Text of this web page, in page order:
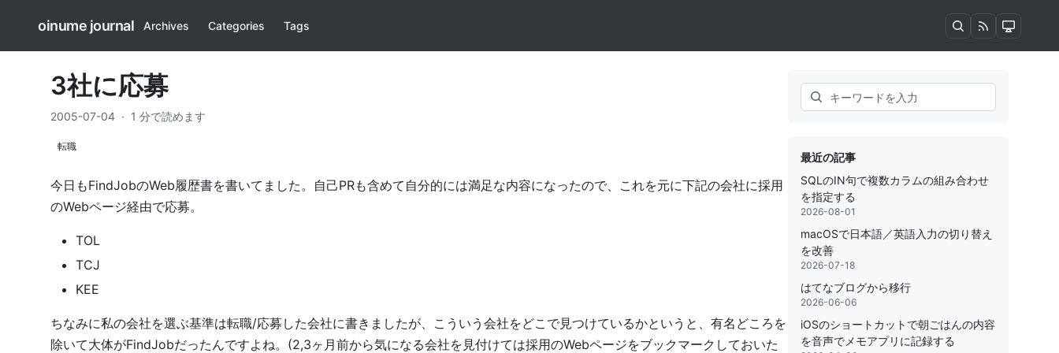
oinume journal Archives Categories Tags
3社に応募
2005-07-04 · 1 分で読めます
転職
今日もFindJobのWeb履歴書を書いてました。自己PRも含めて自分的には満足な内容になったので、これを元に下記の会社に採用
のWebページ経由で応募。
TOL
TCJ
KEE
ちなみに私の会社を選ぶ基準は転職/応募した会社に書きましたが、こういう会社をどこで見つけているかというと、有名どころを
除いて大体がFindJobだったんですよね。(2,3ヶ月前から気になる会社を見付けては採用のWebページをブックマークしておいた
Search
最近の記事
SQLのIN句で複数カラムの組み合わせ
を指定する
2026-08-01
macOSで日本語／英語入力の切り替え
を改善
2026-07-18
はてなブログから移行
2026-06-06
iOSのショートカットで朝ごはんの内容
を音声でメモアプリに記録する